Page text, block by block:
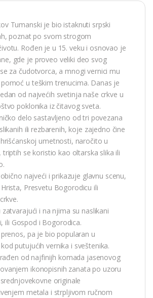
Tumanski je bio istaknuti srpski
poznat po svom strogom
Rođen je u 15. veku i osnovao je
gde je proveo veliki deo svog
za čudotvorca, a mnogi vernici mu
u teškim trenucima. Danas je
od najvećih svetinja naše crkve u
poklonika iz čitavog sveta.
delo sastavljeno od tri povezana
ili rezbarenih, koje zajedno čine
umetnosti, naročito u
triptih se koristio kao oltarska slika ili
najveći i prikazuje glavnu scenu,
Presvetu Bogorodicu ili
zatvarajući i na njima su naslikani
ili Gospod i Bogorodica.
pa je bio popularan u
putujućih vernika i sveštenika.
od najfinijh komada jasenovog
ikonopisnih zanata po uzoru
originale
metala i strpljivom ručnom